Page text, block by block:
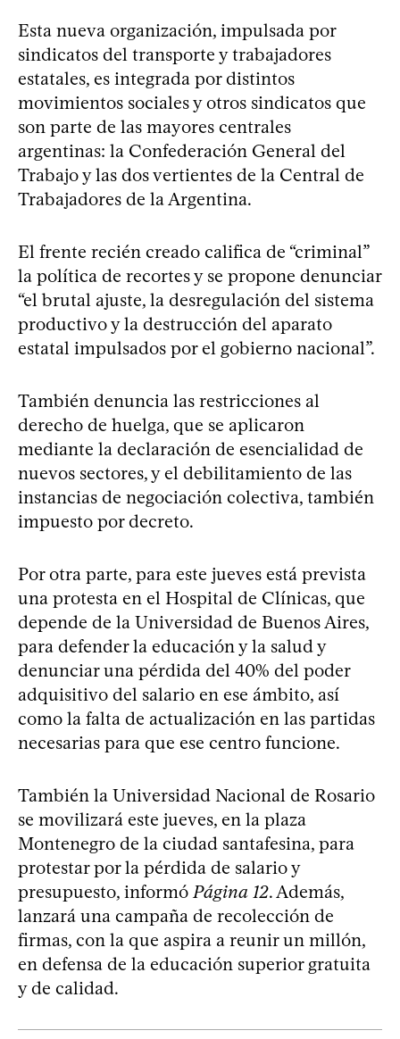
Esta nueva organización, impulsada por
sindicatos del transporte y trabajadores
estatales, es integrada por distintos
movimientos sociales y otros sindicatos que
son parte de las mayores centrales
argentinas: la Confederación General del
Trabajo y las dos vertientes de la Central de
Trabajadores de la Argentina.
El frente recién creado califica de “criminal”
la política de recortes y se propone denunciar
“el brutal ajuste, la desregulación del sistema
productivo y la destrucción del aparato
estatal impulsados por el gobierno nacional”.
También denuncia las restricciones al
derecho de huelga, que se aplicaron
mediante la declaración de esencialidad de
nuevos sectores, y el debilitamiento de las
instancias de negociación colectiva, también
impuesto por decreto.
Por otra parte, para este jueves está prevista
una protesta en el Hospital de Clínicas, que
depende de la Universidad de Buenos Aires,
para defender la educación y la salud y
denunciar una pérdida del 40% del poder
adquisitivo del salario en ese ámbito, así
como la falta de actualización en las partidas
necesarias para que ese centro funcione.
También la Universidad Nacional de Rosario
se movilizará este jueves, en la plaza
Montenegro de la ciudad santafesina, para
protestar por la pérdida de salario y
presupuesto, informó Página 12. Además,
lanzará una campaña de recolección de
firmas, con la que aspira a reunir un millón,
en defensa de la educación superior gratuita
y de calidad.